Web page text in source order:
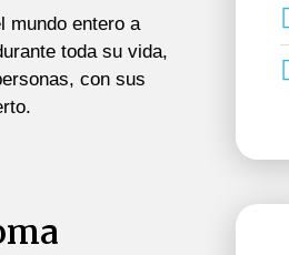
mundo entero a
toda su vida,
con sus